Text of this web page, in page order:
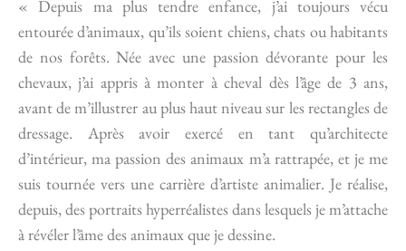
« Depuis ma plus tendre enfance, j’ai toujours vécu
entourée d’animaux, qu’ils soient chiens, chats ou habitants
de nos forêts. Née avec une passion dévorante pour les
chevaux, j’ai appris à monter à cheval dès l’âge de 3 ans,
avant de m’illustrer au plus haut niveau sur les rectangles de
dressage. Après avoir exercé en tant qu’architecte
d’intérieur, ma passion des animaux m’a rattrapée, et je me
suis tournée vers une carrière d’artiste animalier. Je réalise,
depuis, des portraits hyperréalistes dans lesquels je m’attache
à révéler l’âme des animaux que je dessine.